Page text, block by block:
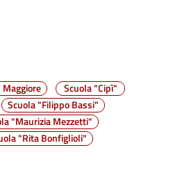
Scuola "Cipì"
Scuola "Filippo Bassi"
"Maurizia Mezzetti"
"Rita Bonfiglioli"